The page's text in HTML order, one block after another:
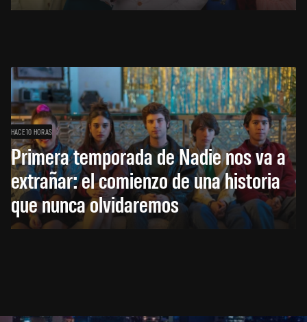
HACE 10 HORAS
Primera temporada de Nadie nos va a
extrañar: el comienzo de una historia
que nunca olvidaremos